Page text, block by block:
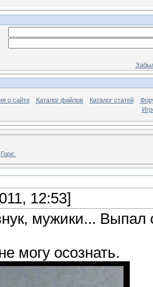
о сайте Каталог файлов Каталог статей
Горе.
12:53]
мужики...
могу осознать.